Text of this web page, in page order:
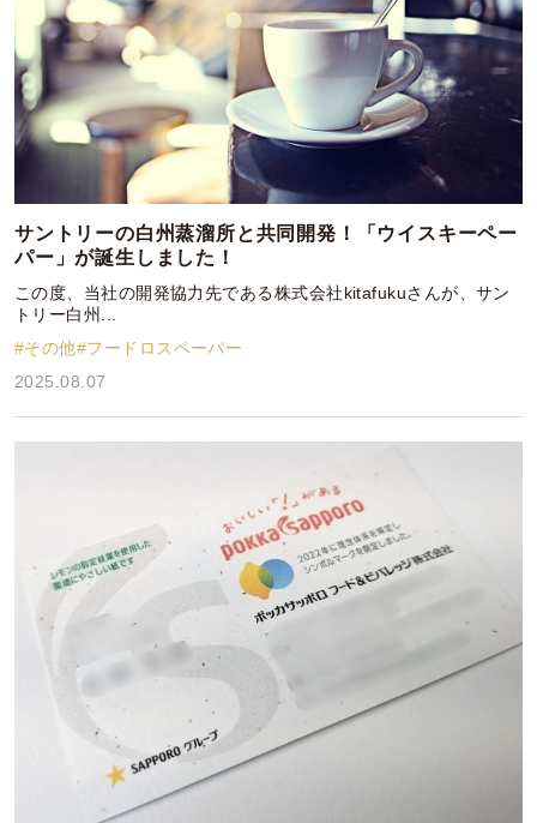
サントリーの白州蒸溜所と共同開発！「ウイスキーペー
パー」が誕生しました！
この度、当社の開発協力先である株式会社kitafukuさんが、サン
トリー白州...
#その他#フードロスペーパー
2025.08.07